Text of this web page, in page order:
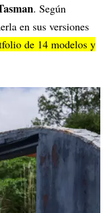
. Según
en sus versiones
de 14 modelos y